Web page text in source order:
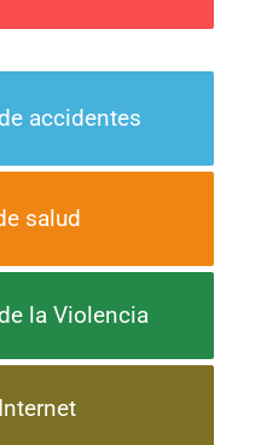
accidentes
salud
la Violencia